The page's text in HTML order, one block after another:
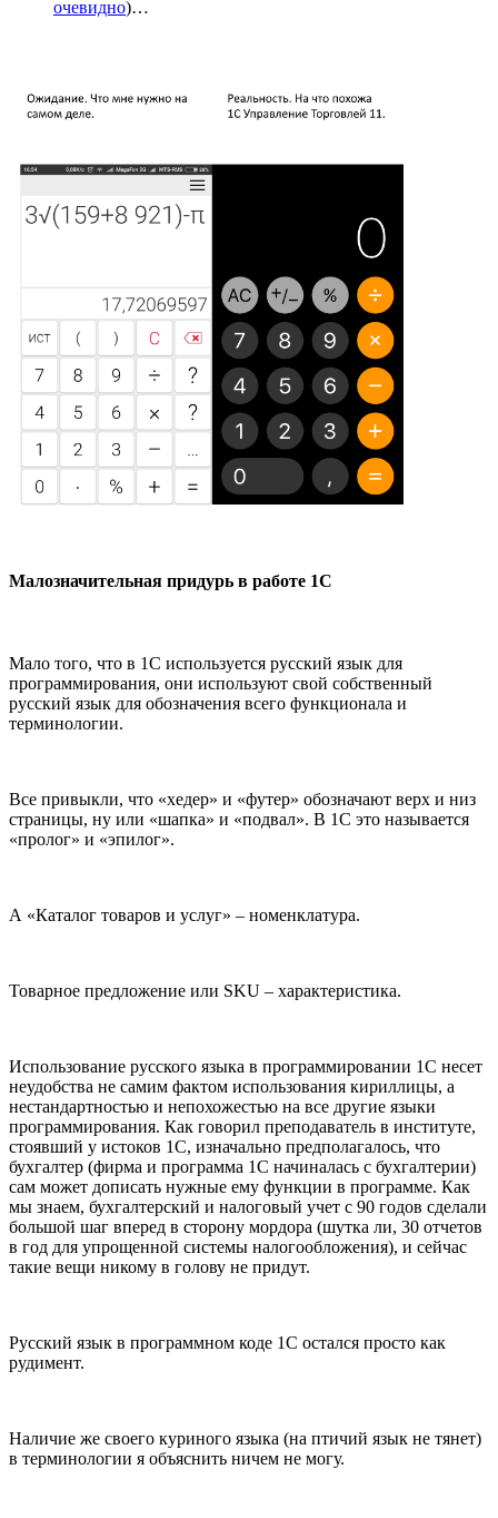
очевидно)…
Малозначительная придурь в работе 1С
Мало того, что в 1С используется русский язык для
программирования, они используют свой собственный
русский язык для обозначения всего функционала и
терминологии.
Все привыкли, что «хедер» и «футер» обозначают верх и низ
страницы, ну или «шапка» и «подвал». В 1С это называется
«пролог» и «эпилог».
А «Каталог товаров и услуг» – номенклатура.
Товарное предложение или SKU – характеристика.
Использование русского языка в программировании 1С несет
неудобства не самим фактом использования кириллицы, а
нестандартностью и непохожестью на все другие языки
программирования. Как говорил преподаватель в институте,
стоявший у истоков 1С, изначально предполагалось, что
бухгалтер (фирма и программа 1С начиналась с бухгалтерии)
сам может дописать нужные ему функции в программе. Как
мы знаем, бухгалтерский и налоговый учет с 90 годов сделали
большой шаг вперед в сторону мордора (шутка ли, 30 отчетов
в год для упрощенной системы налогообложения), и сейчас
такие вещи никому в голову не придут.
Русский язык в программном коде 1С остался просто как
рудимент.
Наличие же своего куриного языка (на птичий язык не тянет)
в терминологии я объяснить ничем не могу.